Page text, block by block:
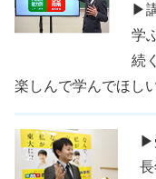
▶
学
続
楽しんで学んでほし
▶